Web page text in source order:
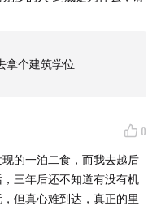
丽辛口
拿个建筑学位
0
的一泊二食，而我去越后
三年后还不知道有没有机
但真心难到达，真正的里